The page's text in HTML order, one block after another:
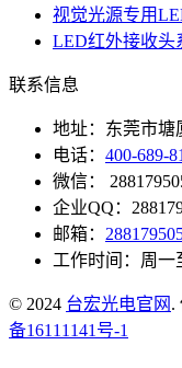
视觉光源专用
LED红外接收头
联系信息
地址：东莞市塘
电话： 400-689-
微信：
企业QQ：
邮箱：
工作时间：周一
© 2024 台宏光电官网 .
备16111141号-1